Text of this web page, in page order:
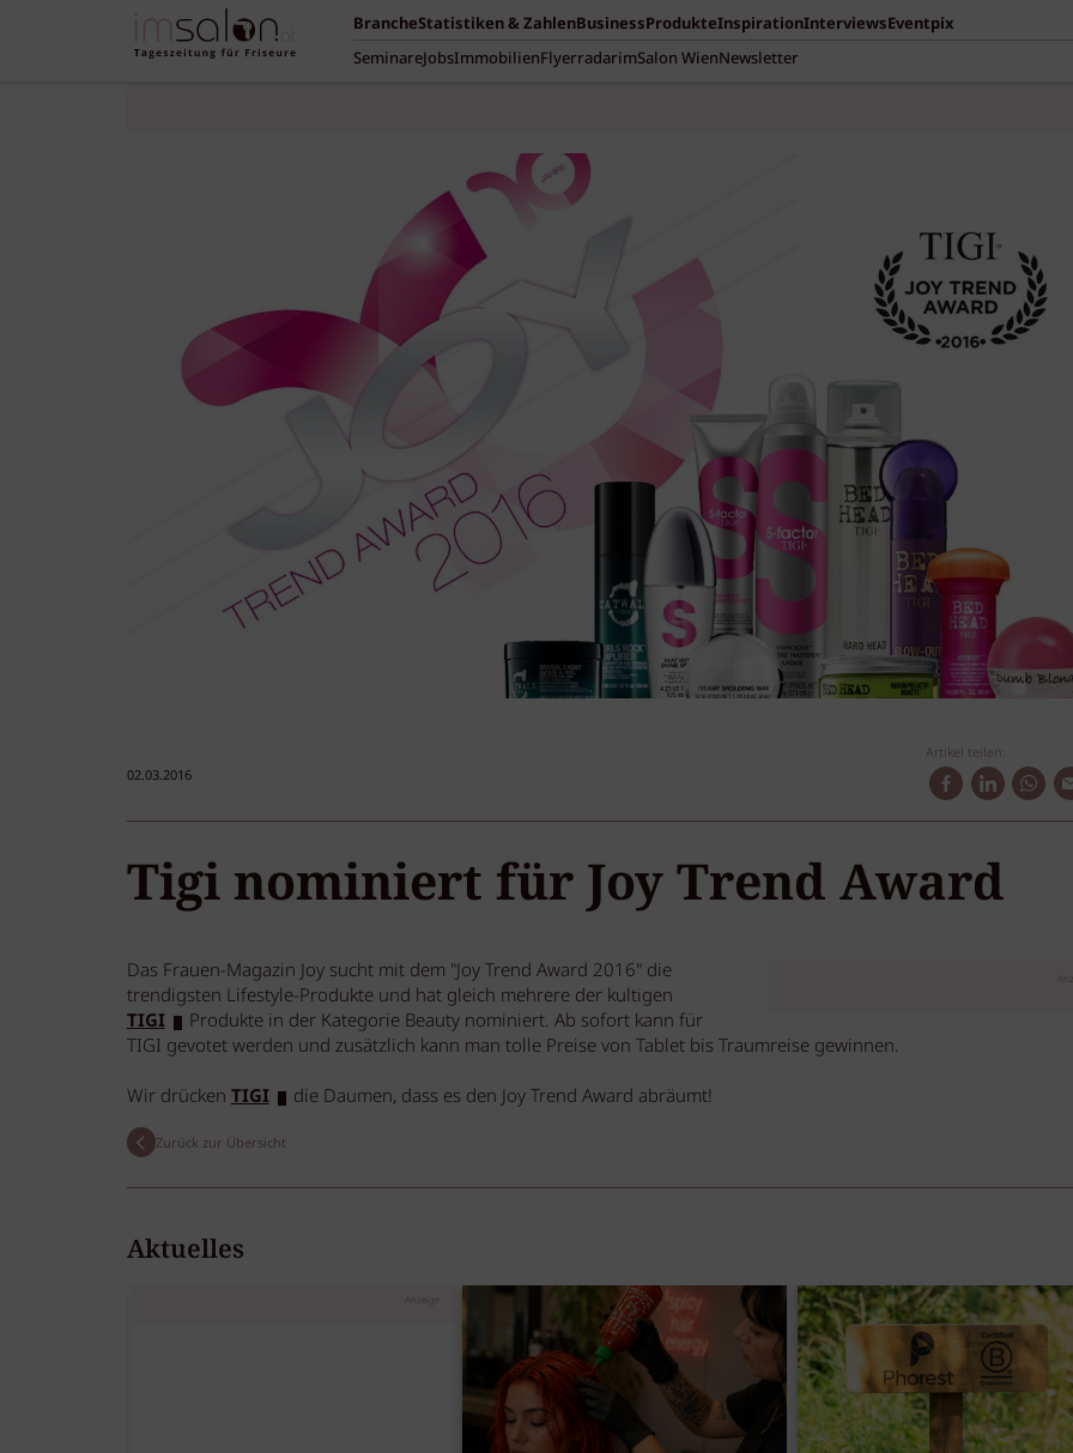
BrancheStatistiken & ZahlenBusinessProdukteInspirationInterviewsEventpix
SeminareJobsImmobilienFlyerradarimSalon WienNewsletter
02.03.2016
Artikel teilen:
Tigi nominiert für Joy Trend Award
Das Frauen-Magazin Joy sucht mit dem "Joy Trend Award 2016" die
trendigsten Lifestyle-Produkte und hat gleich mehrere der kultigen
TIGI
Produkte in der Kategorie Beauty nominiert. Ab sofort kann für
TIGI gevotet werden und zusätzlich kann man tolle Preise von Tablet bis Traumreise gewinnen.
Wir drücken TIGI die Daumen, dass es den Joy Trend Award abräumt!
Zurück zur Übersicht
Aktuelles
Anzeige